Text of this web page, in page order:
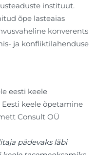
instituut.
õpe lasteaias
konverents
ja konfliktilahenduse
eesti keele
Eesti keele õpetamine
Consult OÜ
pädevaks läbi